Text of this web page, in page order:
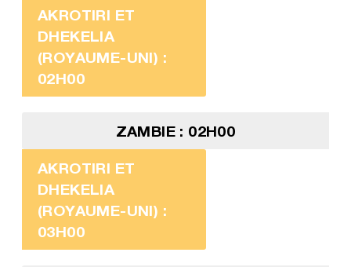
AKROTIRI ET
DHEKELIA
(ROYAUME-UNI) :
02H00
ZAMBIE : 02H00
AKROTIRI ET
DHEKELIA
(ROYAUME-UNI) :
03H00